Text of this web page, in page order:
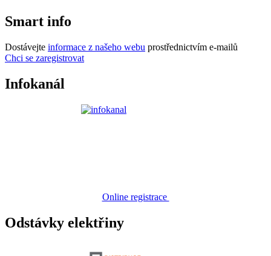
Smart info
Dostávejte informace z našeho webu prostřednictvím e-mailů
Chci se zaregistrovat
Infokanál
Online registrace
Odstávky elektřiny